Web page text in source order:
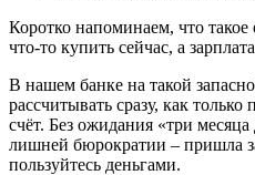
Коротко напоминаем, что
что-то купить сейчас, а
В нашем банке на такой
рассчитывать сразу, как только
счёт. Без ожидания «три
лишней бюрократии – пришла
пользуйтесь деньгами.